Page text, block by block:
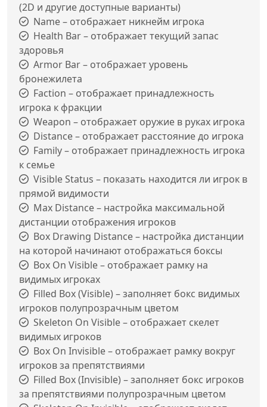
(2D и другие доступные варианты)
Name – отображает никнейм игрока
Health Bar – отображает текущий запас
здоровья
Armor Bar – отображает уровень
бронежилета
Faction – отображает принадлежность
игрока к фракции
Weapon – отображает оружие в руках игрока
Distance – отображает расстояние до игрока
Family – отображает принадлежность игрока
к семье
Visible Status – показать находится ли игрок в
прямой видимости
Max Distance – настройка максимальной
дистанции отображения игроков
Box Drawing Distance – настройка дистанции
на которой начинают отображаться боксы
Box On Visible – отображает рамку на
видимых игроках
Filled Box (Visible) – заполняет бокс видимых
игроков полупрозрачным цветом
Skeleton On Visible – отображает скелет
видимых игроков
Box On Invisible – отображает рамку вокруг
игроков за препятствиями
Filled Box (Invisible) – заполняет бокс игроков
за препятствиями полупрозрачным цветом